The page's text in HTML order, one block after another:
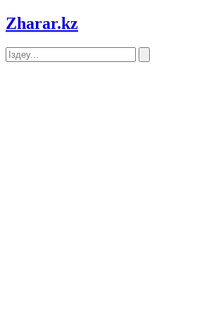
Zharar.kz